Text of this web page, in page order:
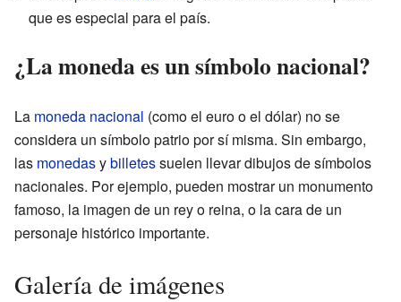
que es especial para el país.
¿La moneda es un símbolo nacional?
La moneda nacional (como el euro o el dólar) no se
considera un símbolo patrio por sí misma. Sin embargo,
las monedasybilletessuelen llevar dibujos de símbolos
nacionales. Por ejemplo, pueden mostrar un monumento
famoso, la imagen de un rey o reina, o la cara de un
personaje histórico importante.
Galería de imágenes